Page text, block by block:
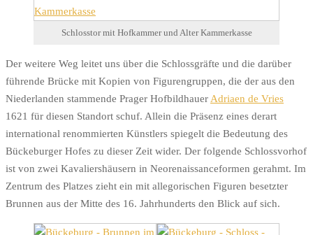
Schlosstor mit Hofkammer und Alter Kammerkasse
Der weitere Weg leitet uns über die Schlossgräfte und die darüber
führende Brücke mit Kopien von Figurengruppen, die der aus den
Niederlanden stammende Prager Hofbildhauer Adriaen de Vries
1621 für diesen Standort schuf. Allein die Präsenz eines derart
international renommierten Künstlers spiegelt die Bedeutung des
Bückeburger Hofes zu dieser Zeit wider. Der folgende Schlossvorhof
ist von zwei Kavaliershäusern in Neorenaissanceformen gerahmt. Im
Zentrum des Platzes zieht ein mit allegorischen Figuren besetzter
Brunnen aus der Mitte des 16. Jahrhunderts den Blick auf sich.